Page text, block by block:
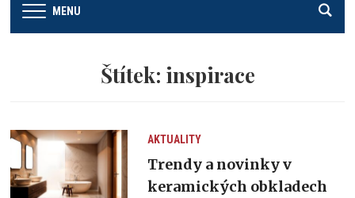
MENU
Štítek: inspirace
AKTUALITY
Trendy a novinky v
keramických obkladech